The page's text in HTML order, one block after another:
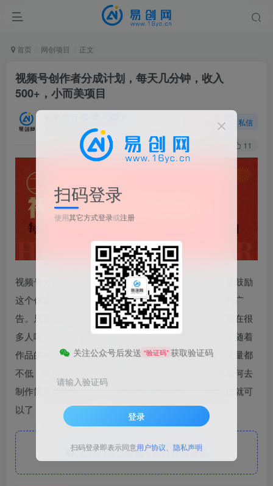
首页 网创项目 正文
视频号创作者分成计划，每天几分钟，收入
500+，小而美项目
私信
11
视频号分成计划是为了鼓励大家创作者原创视频，原是鼓励
这个创造者创造原创的内容，会在评论区那匹配相应的广
告。只要你发原创的内容匹配广告就有一定的收益。现在很
多人呢，一个一天视频可能就几百块钱上千的收益了。随着
作品的积累，再加上视频号现在随便发布一篇作品，流量都
不低，收益的话呢，会越来越高。后面我也会教大家如何去
制作简单的原创作品，不需要你会剪辑拍摄，直接模仿就可
以了
此处内容已隐藏，请付费后查看
扫码登录
使用其它方式登录或注册
关注公众号后发送 “验证码” 获取验证码
请输入验证码
登录
扫码登录即表示同意用户协议、 隐私声明